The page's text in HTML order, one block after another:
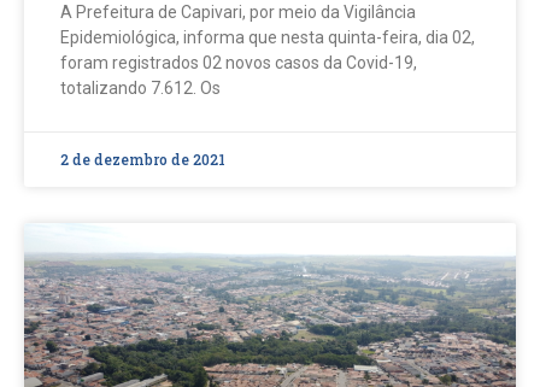
A Prefeitura de Capivari, por meio da Vigilância
Epidemiológica, informa que nesta quinta-feira, dia 02,
foram registrados 02 novos casos da Covid-19,
totalizando 7.612. Os
2 de dezembro de 2021